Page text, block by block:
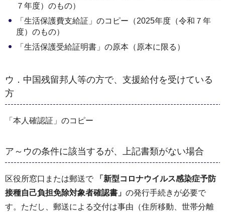
７年度）のもの）
「生活保護費支給証」のコピー（2025年度（令和７年
度）のもの）
「生活保護受給証明書」の原本（原本に限る）
ウ．中国残留邦人等の方で、支援給付を受けている
方
「本人確認証」のコピー
ア～ウの条件に該当するが、上記書類がない場合
区役所窓口または郵送で 「新型コロナウイルス感染症予防
接種自己負担免除対象者確認書」 の発行手続きが必要で
す。ただし、郵送による交付は事由（住所移動、世帯分離